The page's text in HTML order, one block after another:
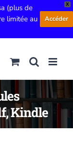
X
(plus de
limitée au
Accéder
Kindle